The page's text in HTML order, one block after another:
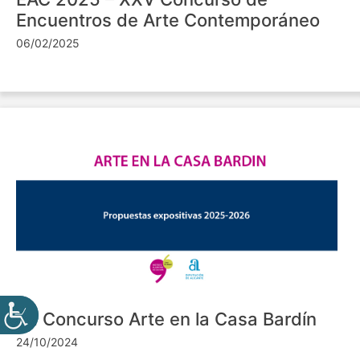
Encuentros de Arte Contemporáneo
06/02/2025
VII Concurso Arte en la Casa Bardín
24/10/2024